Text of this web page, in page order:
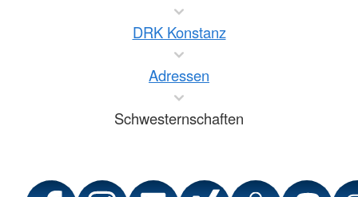
DRK Konstanz
Adressen
Schwesternschaften